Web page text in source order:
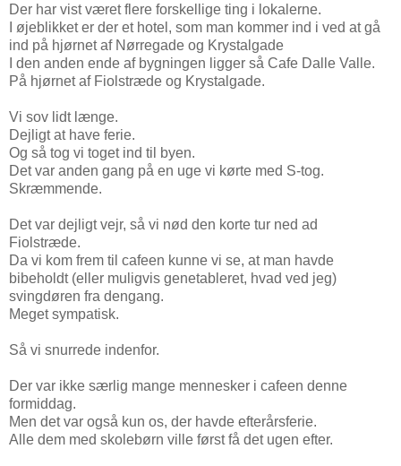
Der har vist været flere forskellige ting i lokalerne.
I øjeblikket er der et hotel, som man kommer ind i ved at gå
ind på hjørnet af Nørregade og Krystalgade
I den anden ende af bygningen ligger så Cafe Dalle Valle.
På hjørnet af Fiolstræde og Krystalgade.
Vi sov lidt længe.
Dejligt at have ferie.
Og så tog vi toget ind til byen.
Det var anden gang på en uge vi kørte med S-tog.
Skræmmende.
Det var dejligt vejr, så vi nød den korte tur ned ad
Fiolstræde.
Da vi kom frem til cafeen kunne vi se, at man havde
bibeholdt (eller muligvis genetableret, hvad ved jeg)
svingdøren fra dengang.
Meget sympatisk.
Så vi snurrede indenfor.
Der var ikke særlig mange mennesker i cafeen denne
formiddag.
Men det var også kun os, der havde efterårsferie.
Alle dem med skolebørn ville først få det ugen efter.